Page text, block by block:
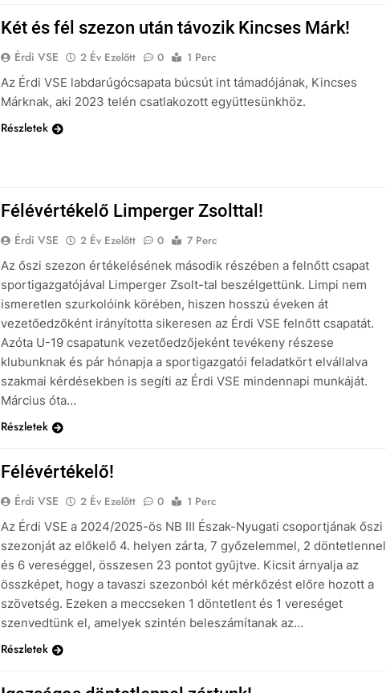
Két és fél szezon után távozik Kincses Márk!
Érdi VSE 2 Év Ezelőtt 0
1 Perc
Az Érdi VSE labdarúgócsapata búcsút int támadójának, Kincses
Márknak, aki 2023 telén csatlakozott együttesünkhöz.
Részletek
Félévértékelő Limperger Zsolttal!
Érdi VSE 2 Év Ezelőtt 0
7 Perc
Az őszi szezon értékelésének második részében a felnőtt csapat
sportigazgatójával Limperger Zsolt-tal beszélgettünk. Limpi nem
ismeretlen szurkolóink körében, hiszen hosszú éveken át
vezetőedzőként irányította sikeresen az Érdi VSE felnőtt csapatát.
Azóta U-19 csapatunk vezetőedzőjeként tevékeny részese
klubunknak és pár hónapja a sportigazgatói feladatkört elvállalva
szakmai kérdésekben is segíti az Érdi VSE mindennapi munkáját.
Március óta…
Részletek
Félévértékelő!
Érdi VSE 2 Év Ezelőtt 0
1 Perc
Az Érdi VSE a 2024/2025-ös NB III Észak-Nyugati csoportjának őszi
szezonját az előkelő 4. helyen zárta, 7 győzelemmel, 2 döntetlennel
és 6 vereséggel, összesen 23 pontot gyűjtve. Kicsit árnyalja az
összképet, hogy a tavaszi szezonból két mérkőzést előre hozott a
szövetség. Ezeken a meccseken 1 döntetlent és 1 vereséget
szenvedtünk el, amelyek szintén beleszámítanak az…
Részletek